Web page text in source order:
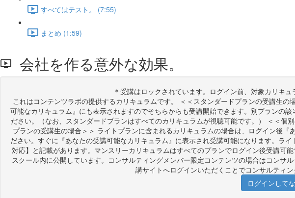
すべてはテスト。 (7:55)
まとめ (1:59)
会社を作る意外な効果。
＊受講はロックされています。ログイン前、対象カリキ
これはコンテンツラボの提供するカリキュラムです。 ＜＜スタンダードプランの受講生
可能なカリキュラム』にも表示されますのでそちらからも受講開始できます。別プランの
ださい。（なお、スタンダードプランはすべてのカリキュラムが視聴可能です。） ＜＜
プランの受講生の場合＞＞ ライトプランに含まれるカリキュラムの場合は、ログイン後
ださい。すぐに『あなたの受講可能なカリキュラム』に表示され受講可能になります。ラ
対応】と記載があります。マンスリーカリキュラムはすべてのプランでログイン後受講可
スクール内に公開しています。コンサルティングメンバー限定コンテンツの場合はコン
講サイトへログインいただくことでコンサルティ
ログインして